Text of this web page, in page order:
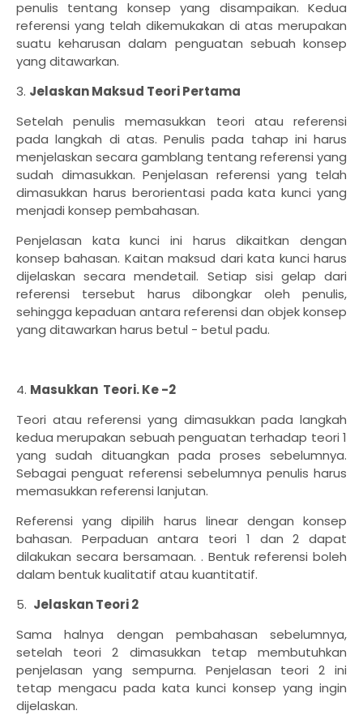
penulis tentang konsep yang disampaikan. Kedua
referensi yang telah dikemukakan di atas merupakan
suatu keharusan dalam penguatan sebuah konsep
yang ditawarkan.
3. Jelaskan Maksud Teori Pertama
Setelah penulis memasukkan teori atau referensi
pada langkah di atas. Penulis pada tahap ini harus
menjelaskan secara gamblang tentang referensi yang
sudah dimasukkan. Penjelasan referensi yang telah
dimasukkan harus berorientasi pada kata kunci yang
menjadi konsep pembahasan.
Penjelasan kata kunci ini harus dikaitkan dengan
konsep bahasan. Kaitan maksud dari kata kunci harus
dijelaskan secara mendetail. Setiap sisi gelap dari
referensi tersebut harus dibongkar oleh penulis,
sehingga kepaduan antara referensi dan objek konsep
yang ditawarkan harus betul - betul padu.
4. Masukkan Teori. Ke -2
Teori atau referensi yang dimasukkan pada langkah
kedua merupakan sebuah penguatan terhadap teori 1
yang sudah dituangkan pada proses sebelumnya.
Sebagai penguat referensi sebelumnya penulis harus
memasukkan referensi lanjutan.
Referensi yang dipilih harus linear dengan konsep
bahasan. Perpaduan antara teori 1 dan 2 dapat
dilakukan secara bersamaan. . Bentuk referensi boleh
dalam bentuk kualitatif atau kuantitatif.
5. Jelaskan Teori 2
Sama halnya dengan pembahasan sebelumnya,
setelah teori 2 dimasukkan tetap membutuhkan
penjelasan yang sempurna. Penjelasan teori 2 ini
tetap mengacu pada kata kunci konsep yang ingin
dijelaskan.